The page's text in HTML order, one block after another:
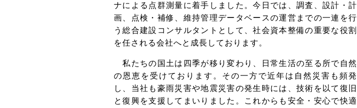
ナによる点群測量に着手しました。今日では、調査、設計・計
画、点検・補修、維持管理データベースの運営までの一連を行
う総合建設コンサルタントとして、社会資本整備の重要な役割
を任される会社へと成長しております。
私たちの国土は四季が移り変わり、日常生活の至る所で自然
の恩恵を受けております。その一方で近年は自然災害も頻発
し、当社も豪雨災害や地震災害の発生時には、技術を以て復旧
と復興を支援してまいりました。これからも安全・安心で快適